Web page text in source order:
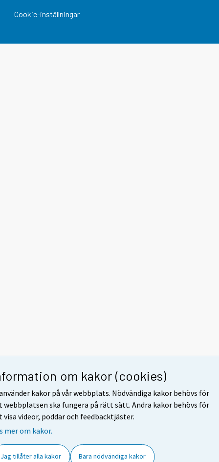
om kakor (cookies)
kakor på vår webbplats. Nödvändiga kakor behövs för
webbplatsen ska fungera på rätt sätt. Andra kakor behövs för
visa videor, poddar och feedbacktjäster.
mer om kakor.
Jag tillåter alla kakor Bara nödvändiga kakor
Cookie-inställningar